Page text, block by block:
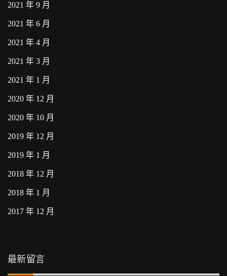
2021 年 9 月
2021 年 6 月
2021 年 4 月
2021 年 3 月
2021 年 1 月
2020 年 12 月
2020 年 10 月
2019 年 12 月
2019 年 1 月
2018 年 12 月
2018 年 1 月
2017 年 12 月
最新留言